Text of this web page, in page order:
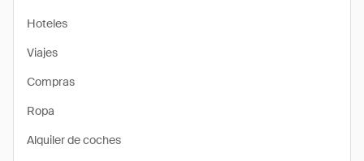
Hoteles
Viajes
Compras
Ropa
Alquiler de coches